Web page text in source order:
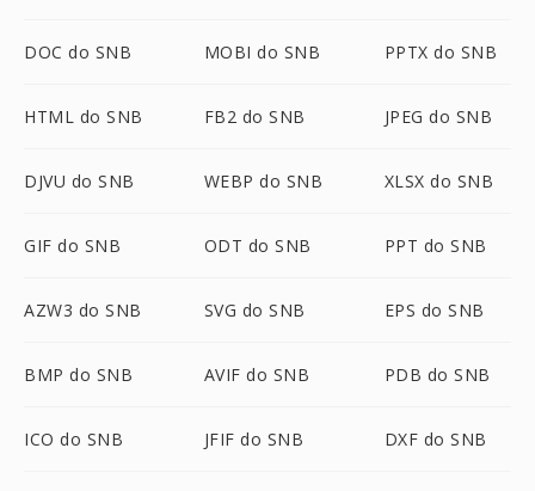
DOC do SNB MOBI do SNB PPTX do SNB
HTML do SNB FB2 do SNB JPEG do SNB
DJVU do SNB WEBP do SNB XLSX do SNB
GIF do SNB ODT do SNB PPT do SNB
AZW3 do SNB SVG do SNB EPS do SNB
BMP do SNB AVIF do SNB PDB do SNB
ICO do SNB JFIF do SNB DXF do SNB